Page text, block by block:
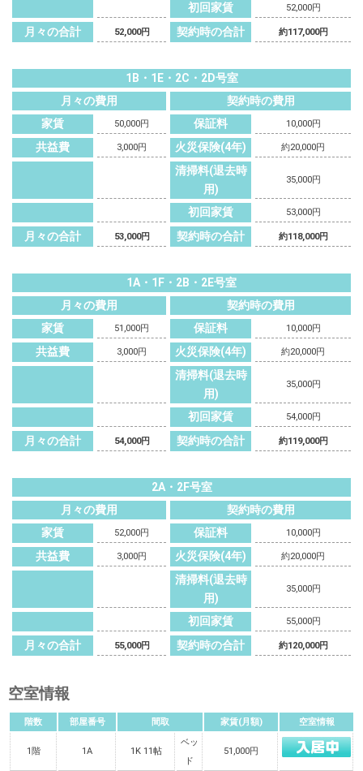
初回家賃 52,000円
月々の合計 52,000円 契約時の合計 約117,000円
1B・1E・2C・2D号室
月々の費用
契約時の費用
家賃
50,000円 保証料 10,000円
共益費 3,000円 火災保険(4年) 約20,000円
清掃料(退去時
用)
35,000円
初回家賃 53,000円
月々の合計 53,000円 契約時の合計 約118,000円
1A・1F・2B・2E号室
月々の費用
契約時の費用
家賃
51,000円 保証料 10,000円
共益費 3,000円 火災保険(4年) 約20,000円
清掃料(退去時
用)
35,000円
初回家賃 54,000円
月々の合計 54,000円 契約時の合計 約119,000円
2A・2F号室
月々の費用
契約時の費用
家賃
52,000円 保証料 10,000円
共益費 3,000円 火災保険(4年) 約20,000円
清掃料(退去時
用)
35,000円
初回家賃 55,000円
月々の合計 55,000円 契約時の合計 約120,000円
空室情報
階数 部屋番号 間取 家賃(月額) 空室情報
1階 1A 1K 11帖
ベッ
ド
51,000円